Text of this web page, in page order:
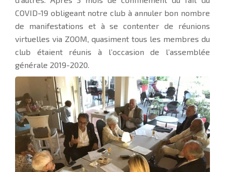
COVID-19 obligeant notre club à annuler bon nombre
de manifestations et à se contenter de réunions
virtuelles via ZOOM, quasiment tous les membres du
club étaient réunis à l’occasion de l’assemblée
générale 2019-2020.